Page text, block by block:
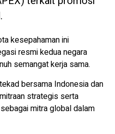
kesepahaman ini
resmi kedua negara
semangat kerja sama.
bersama Indonesia dan
strategis serta
mitra global dalam